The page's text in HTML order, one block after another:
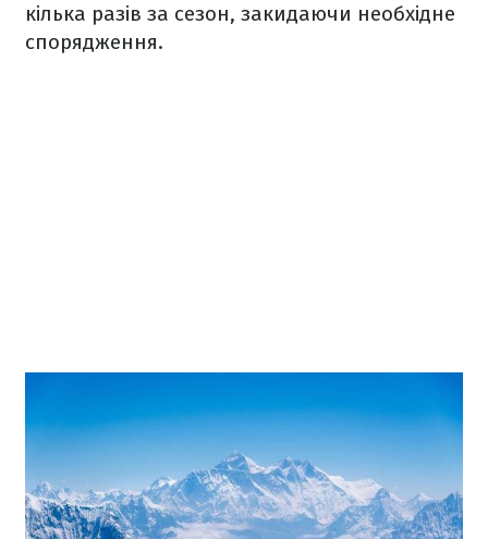
кілька разів за сезон, закидаючи необхідне
спорядження.